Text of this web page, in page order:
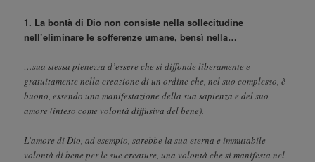
1. La bontà di Dio non consiste nella sollecitudine
nell’eliminare le sofferenze umane, bensì nella…
…sua stessa pienezza d’essere che si diffonde liberamente e
gratuitamente nella creazione di un ordine che, nel suo complesso, è
buono, essendo una manifestazione della sua sapienza e del suo
amore (inteso come volontà diffusiva del bene).
L’amore di Dio, ad esempio, sarebbe la sua eterna e immutabile
volontà di bene per le sue creature, una volontà che si manifesta nel